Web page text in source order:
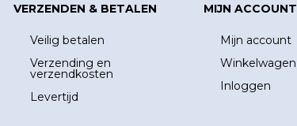
VERZENDEN & BETALEN
Veilig betalen
Verzending en
verzendkosten
Levertijd
MIJN ACCOUNT
Mijn account
Winkelwagen
Inloggen